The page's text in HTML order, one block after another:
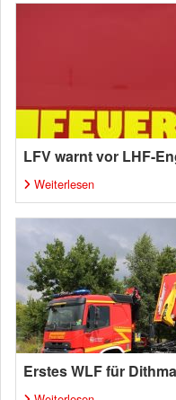
LFV warnt vor LHF-
Weiterlesen
Erstes WLF für